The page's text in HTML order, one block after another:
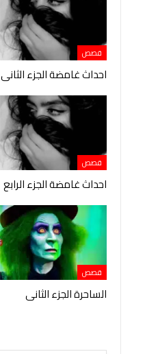
قصص
احداث غامضة الجزء الثانى
قصص
احداث غامضة الجزء الرابع
قصص
الساحرة الجزء الثانى